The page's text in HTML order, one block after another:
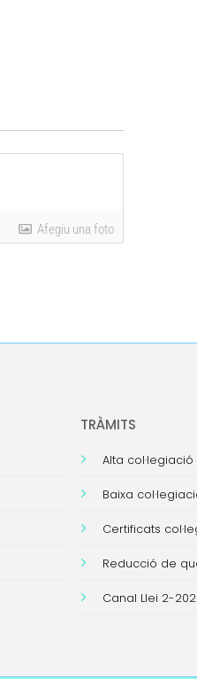
Afegiu una foto
TRÀMITS
Alta col·legiació
Baixa
Certificats
Reducció de
Canal Llei 2-